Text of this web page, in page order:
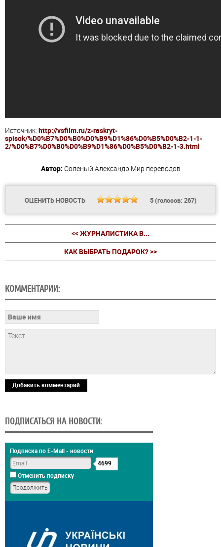
Источник: http://vsfilm.ru/z-raskryt-
spisok/%D0%B7%D0%B0%D0%B9%D1%86%D0%B5%D0%B2-1-1-
2/%D0%B7%D0%B0%D0%B9%D1%86%D0%B5%D0%B2-1-3.html
Автор: Соленый Александр Мир переводов
ОЦЕНИТЬ НОВОСТЬ 5(голосов: 267)
<< ЖУРНАЛИСТИКА В...
КАК ВЫБРАТЬ ПОДАРОК? >>
КОММЕНТАРИИ:
Добавить комментарий
ПОДПИСАТЬСЯ НА НОВОСТИ:
Подписка по E-Mail - новости
4699
Отменить подписку